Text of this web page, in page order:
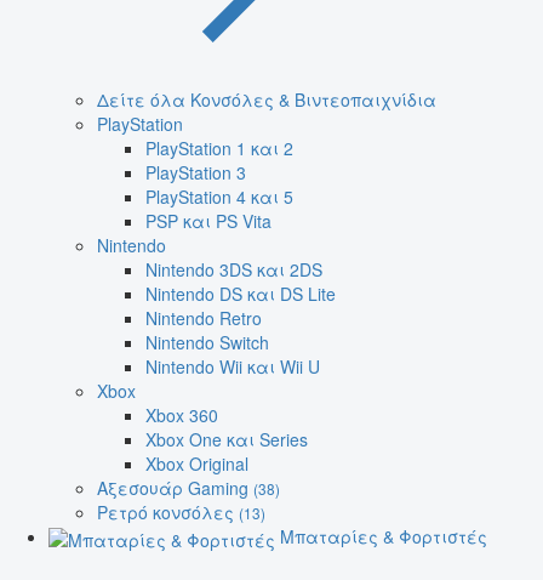
Δείτε όλα Κονσόλες & Βιντεοπαιχνίδια
PlayStation
PlayStation 1 και 2
PlayStation 3
PlayStation 4 και 5
PSP και PS Vita
Nintendo
Nintendo 3DS και 2DS
Nintendo DS και DS Lite
Nintendo Retro
Nintendo Switch
Nintendo Wii και Wii U
Xbox
Xbox 360
Xbox One και Series
Xbox Original
Αξεσουάρ Gaming (38)
Ρετρό κονσόλες (13)
Μπαταρίες & Φορτιστές